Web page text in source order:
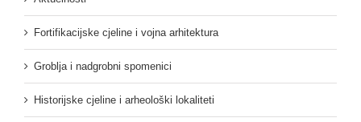
Fortifikacijske cjeline i vojna arhitektura
Groblja i nadgrobni spomenici
Historijske cjeline i arheološki lokaliteti